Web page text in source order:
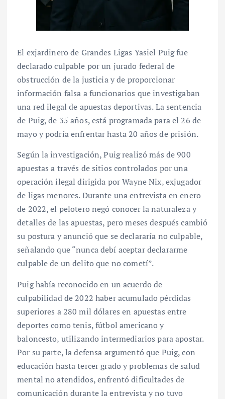
El exjardinero de Grandes Ligas Yasiel Puig fue
declarado culpable por un jurado federal de
obstrucción de la justicia y de proporcionar
información falsa a funcionarios que investigaban
una red ilegal de apuestas deportivas. La sentencia
de Puig, de 35 años, está programada para el 26 de
mayo y podría enfrentar hasta 20 años de prisión.
Según la investigación, Puig realizó más de 900
apuestas a través de sitios controlados por una
operación ilegal dirigida por Wayne Nix, exjugador
de ligas menores. Durante una entrevista en enero
de 2022, el pelotero negó conocer la naturaleza y
detalles de las apuestas, pero meses después cambió
su postura y anunció que se declararía no culpable,
señalando que “nunca debí aceptar declararme
culpable de un delito que no cometí”.
Puig había reconocido en un acuerdo de
culpabilidad de 2022 haber acumulado pérdidas
superiores a 280 mil dólares en apuestas entre
deportes como tenis, fútbol americano y
baloncesto, utilizando intermediarios para apostar.
Por su parte, la defensa argumentó que Puig, con
educación hasta tercer grado y problemas de salud
mental no atendidos, enfrentó dificultades de
comunicación durante la entrevista y no tuvo